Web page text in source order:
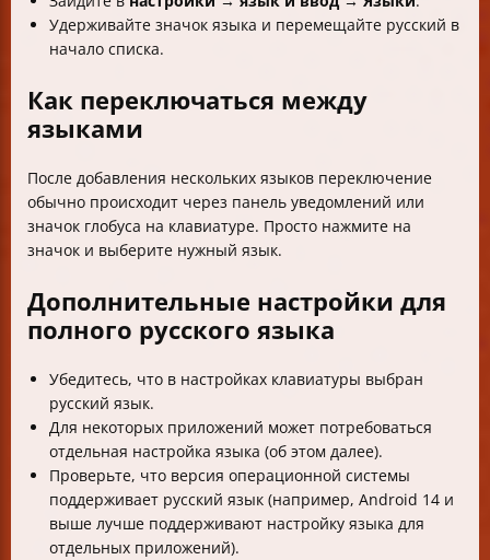
Удерживайте значок языка и перемещайте русский в
начало списка.
Как переключаться между
языками
После добавления нескольких языков переключение
обычно происходит через панель уведомлений или
значок глобуса на клавиатуре. Просто нажмите на
значок и выберите нужный язык.
Дополнительные настройки для
полного русского языка
Убедитесь, что в настройках клавиатуры выбран
русский язык.
Для некоторых приложений может потребоваться
отдельная настройка языка (об этом далее).
Проверьте, что версия операционной системы
поддерживает русский язык (например, Android 14 и
выше лучше поддерживают настройку языка для
отдельных приложений).